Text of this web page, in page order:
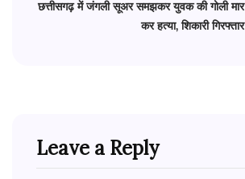
छत्तीसगढ़ में जंगली सूअर समझकर युवक की गोली मार
कर हत्या, शिकारी गिरफ्तार
Leave a Reply